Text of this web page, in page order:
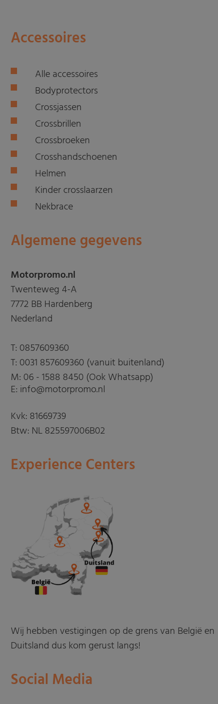
Accessoires
Alle accessoires
Bodyprotectors
Crossjassen
Crossbrillen
Crossbroeken
Crosshandschoenen
Helmen
Kinder crosslaarzen
Nekbrace
Algemene gegevens
Motorpromo.nl
Twenteweg 4-A
7772 BB Hardenberg
Nederland
T: 0857609360
T: 0031 857609360 (vanuit buitenland)
M: 06 - 1588 8450 (Ook Whatsapp)
E: info@motorpromo.nl
Kvk: 81669739
Btw: NL 825597006B02
Experience Centers
Wij hebben vestigingen op de grens van België en
Duitsland dus kom gerust langs!
Social Media